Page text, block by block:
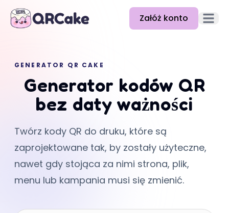
Załóż konto
Cennik
Blog
Pomoc
API
GENERATOR QR CAKE
Generator kodów QR
bez daty ważności
Twórz kody QR do druku, które są
zaprojektowane tak, by zostały użyteczne,
nawet gdy stojąca za nimi strona, plik,
menu lub kampania musi się zmienić.